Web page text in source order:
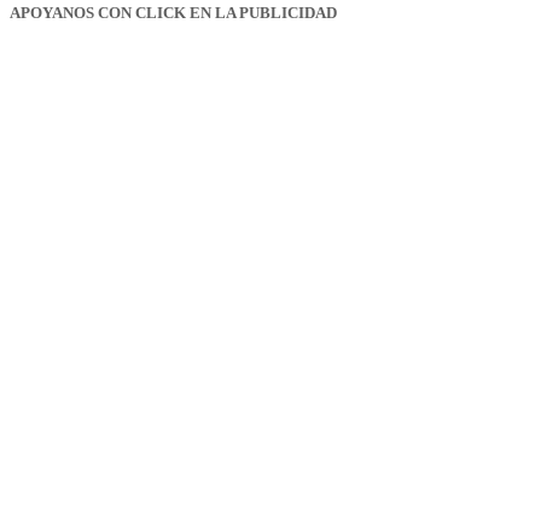
APOYANOS CON CLICK EN LA PUBLICIDAD